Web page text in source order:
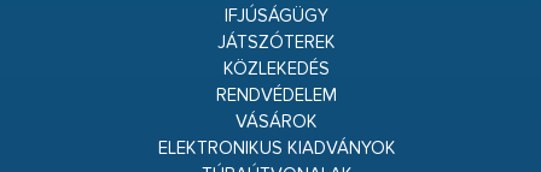
IFJÚSÁGÜGY
JÁTSZÓTEREK
KÖZLEKEDÉS
RENDVÉDELEM
VÁSÁROK
ELEKTRONIKUS KIADVÁNYOK